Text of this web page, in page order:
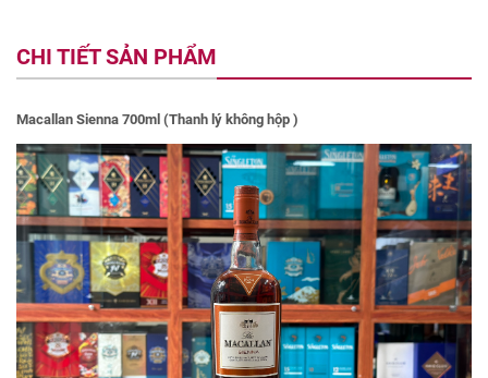
CHI TIẾT SẢN PHẨM
Macallan Sienna 700ml (Thanh lý không hộp )